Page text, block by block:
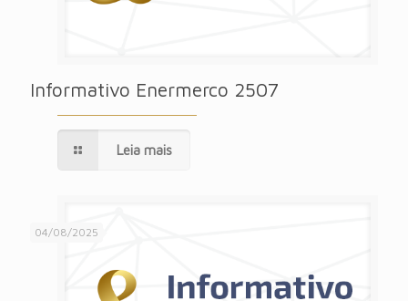
Informativo Enermerco 2507
Leia mais
04/08/2025